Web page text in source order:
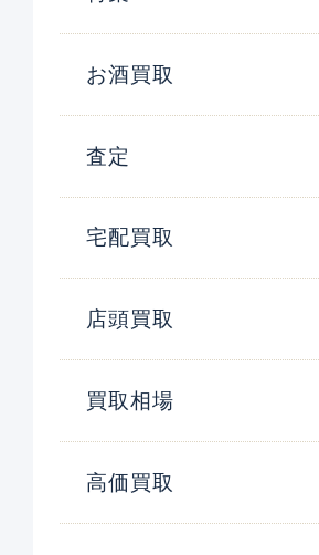
お酒買取
査定
宅配買取
店頭買取
買取相場
高価買取